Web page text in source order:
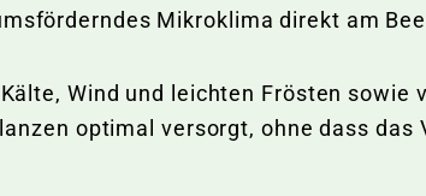
Mikroklima direkt am
Wind und leichten Frösten sowie
optimal versorgt, ohne dass das